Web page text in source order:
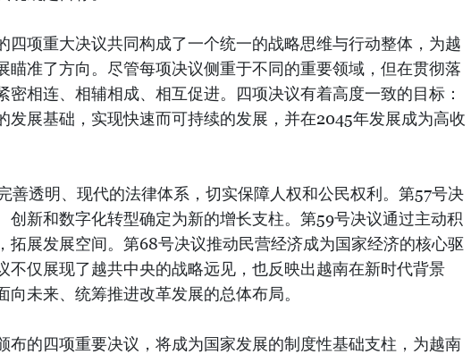
四项重大决议共同构成了一个统一的战略思维与行动整体，为越
瞄准了方向。尽管每项决议侧重于不同的重要领域，但在贯彻落
密相连、相辅相成、相互促进。四项决议有着高度一致的目标：
发展基础，实现快速而可持续的发展，并在2045年发展成为高收
善透明、现代的法律体系，切实保障人权和公民权利。第57号决
创新和数字化转型确定为新的增长支柱。第59号决议通过主动积
拓展发展空间。第68号决议推动民营经济成为国家经济的核心驱
不仅展现了越共中央的战略远见，也反映出越南在新时代背景
向未来、统筹推进改革发展的总体布局。
布的四项重要决议，将成为国家发展的制度性基础支柱，为越南